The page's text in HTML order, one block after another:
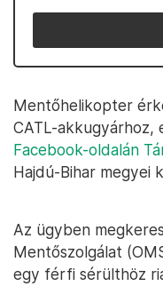
Mentőhelikopter
CATL-akkugyárhoz,
Facebook-oldalán
Hajdú-Bihar megyei
Az ügyben
Mentőszolgálat
egy férfi sérülthöz